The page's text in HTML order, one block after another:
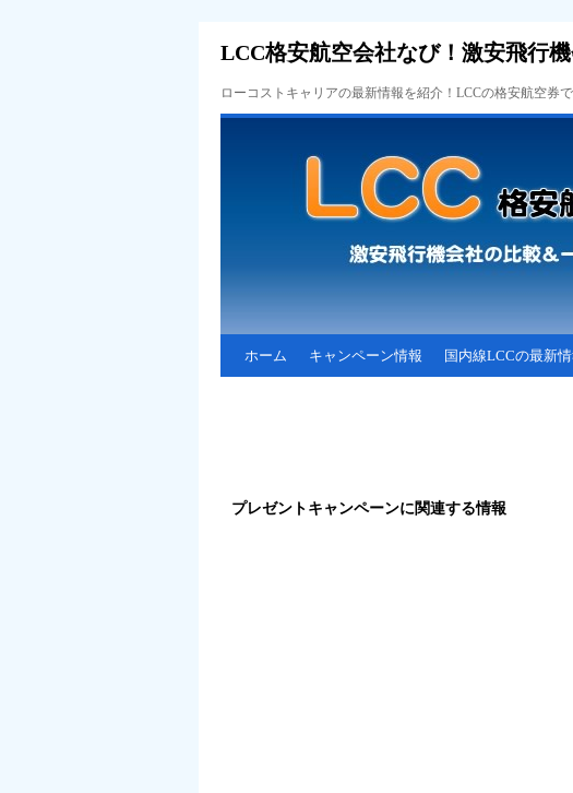
LCC格安航空会社なび！激安飛行
ローコストキャリアの最新情報を紹介！LCCの格安航空券
ホーム キャンペーン情報 国内線LCCの最新
プレゼントキャンペーンに関連する情報